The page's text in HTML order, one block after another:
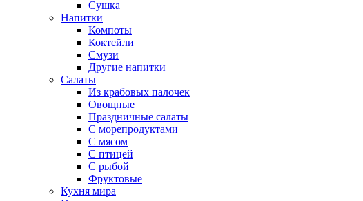
Сушка
Напитки
Компоты
Коктейли
Смузи
Другие напитки
Салаты
Из крабовых палочек
Овощные
Праздничные салаты
С морепродуктами
С мясом
С птицей
С рыбой
Фруктовые
Кухня мира